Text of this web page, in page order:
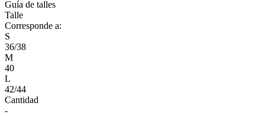
Guía de talles
Talle
Corresponde a:
S
36/38
M
40
L
42/44
Cantidad
-